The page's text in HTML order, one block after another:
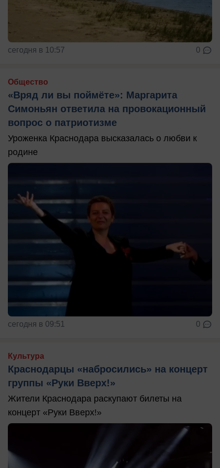
сегодня в 10:57 0
Общество
«Вряд ли вы поймёте»: Маргарита
Симоньян ответила на провокационный
вопрос о патриотизме
Уроженка Краснодара высказалась о любви к
родине
сегодня в 09:51 0
Культура
Краснодарцы «набросились» на концерт
группы «Руки Вверх!»
Жители Краснодара раскупают билеты на
концерт «Руки Вверх!»